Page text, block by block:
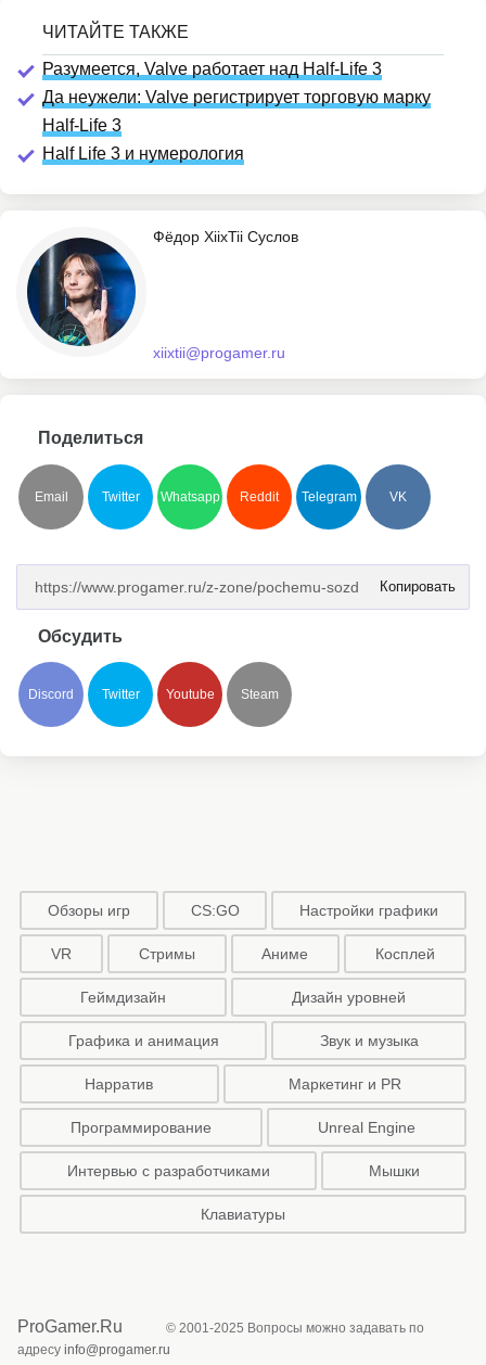
Разумеется, Valve работает над Half-Life 3
Да неужели: Valve регистрирует торговую марку
Half-Life 3
Half Life 3 и нумерология
Фёдор XiixTii Суслов
xiixtii@progamer.ru
Поделиться
Email Twitter Whatsapp Reddit Telegram VK
Копировать
Обсудить
Discord Twitter Youtube Steam
Обзоры игр CS:GO Настройки графики
VR Стримы Аниме Косплей
Геймдизайн Дизайн уровней
Графика и анимация Звук и музыка
Нарратив Маркетинг и PR
Программирование Unreal Engine
Интервью с разработчиками Мышки
Клавиатуры
ProGamer.Ru
© 2001-2025 Вопросы можно задавать по
адресу info@progamer.ru